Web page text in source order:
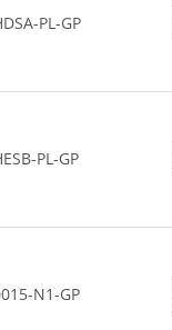
PL-GP
PL-GP
N1-GP